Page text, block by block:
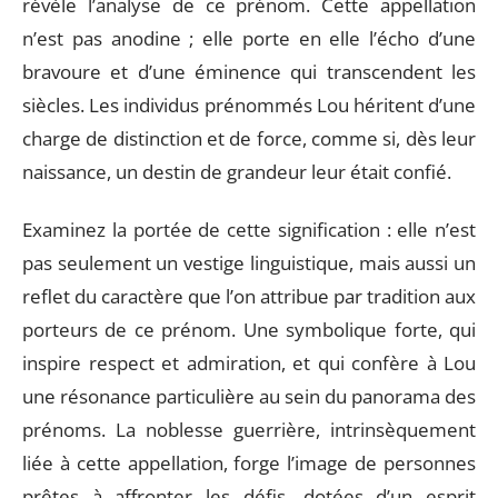
n’est pas anodine ; elle porte en elle l’écho d’une
bravoure et d’une éminence qui transcendent les
siècles. Les individus prénommés Lou héritent d’une
charge de distinction et de force, comme si, dès leur
naissance, un destin de grandeur leur était confié.
Examinez la portée de cette signification : elle n’est
pas seulement un vestige linguistique, mais aussi un
reflet du caractère que l’on attribue par tradition aux
porteurs de ce prénom. Une symbolique forte, qui
inspire respect et admiration, et qui confère à Lou
une résonance particulière au sein du panorama des
prénoms. La noblesse guerrière, intrinsèquement
liée à cette appellation, forge l’image de personnes